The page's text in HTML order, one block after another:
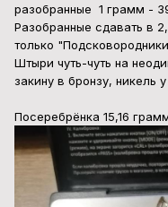
разобранные 1 грамм -
Разобранные сдавать в
только
Штыри чуть-чуть на
закину в бронзу, никель
Посеребрёнка 15,16